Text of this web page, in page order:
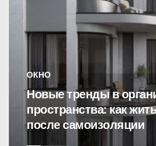
СВЕТИЛЬНИКИ
15 уютнейших
кирпичными стенами